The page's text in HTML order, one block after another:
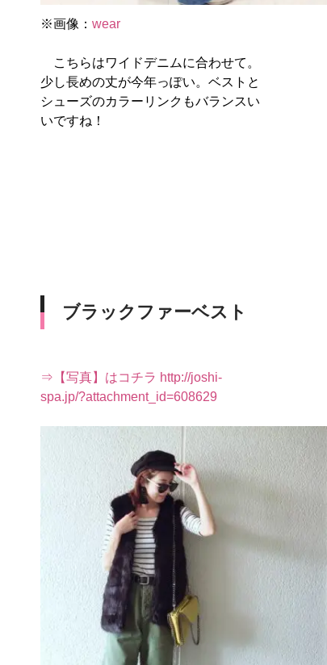
※画像： wear
こちらはワイドデニムに合わせて。
少し長めの丈が今年っぽい。ベストと
シューズのカラーリンクもバランスい
いですね！
ブラックファーベスト
⇒【写真】はコチラ http://joshi-
spa.jp/?attachment_id=608629